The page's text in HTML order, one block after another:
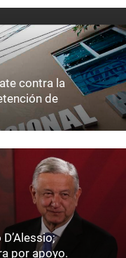
contra la
de
por apoyo.